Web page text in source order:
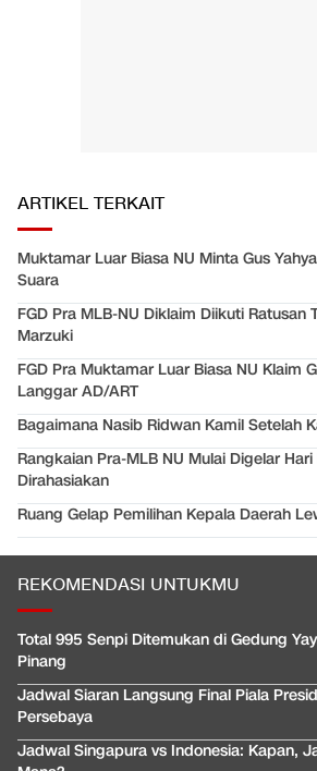
ARTIKEL TERKAIT
Muktamar Luar Biasa NU Minta Gus
Suara
FGD Pra MLB-NU Diklaim Diikuti Ratusan
Marzuki
FGD Pra Muktamar Luar Biasa NU Klaim
Langgar AD/ART
Bagaimana Nasib Ridwan Kamil Setelah
Rangkaian Pra-MLB NU Mulai Digelar
Dirahasiakan
Ruang Gelap Pemilihan Kepala Daerah
REKOMENDASI UNTUKMU
Total 995 Senpi Ditemukan di Gedung
Pinang
Jadwal Siaran Langsung Final Piala
Persebaya
Jadwal Singapura vs Indonesia: Kapan,